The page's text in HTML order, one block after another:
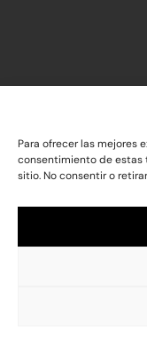
Para ofrecer las mejores
consentimiento de estas
sitio. No consentir o